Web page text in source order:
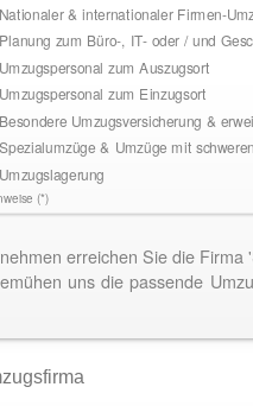
Nationaler & internationaler Firmen-
Planung zum Büro-, IT- oder / und
Umzugspersonal zum Auszugsort
Umzugspersonal zum Einzugsort
Besondere Umzugsversicherung &
Spezialumzüge & Umzüge mit
Umzugslagerung
(*)
erreichen Sie die
uns die passende